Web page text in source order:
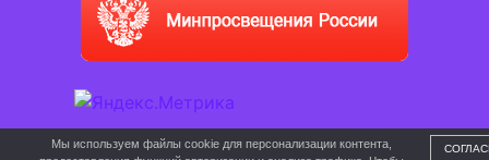
Мы используем файлы cookie для персонализации контента,